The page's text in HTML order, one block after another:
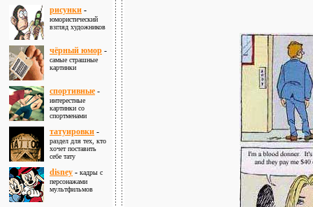
рисунки -
юмористический
взгляд художников
чёрный юмор -
самые страшные
картинки
спортивные -
интерестные
картинки со
спортменами
татуировки -
раздел для тех, кто
хочет поставить
себе тату
disney - кадры с
персонажами
мультфильмов